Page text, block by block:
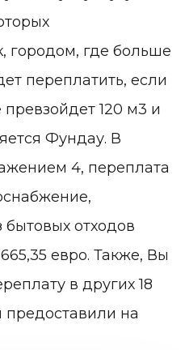
городом, где больше
переплатить, если
120 м3 и
Фундау. В
4, переплата
отходов
евро. Также, Вы
в других 18
предоставили на